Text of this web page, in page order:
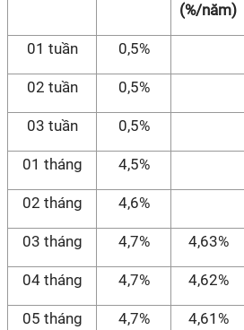
(%/năm)
01 tuần 0,5%
02 tuần 0,5%
03 tuần 0,5%
01 tháng 4,5%
02 tháng 4,6%
03 tháng 4,7% 4,63%
04 tháng 4,7% 4,62%
05 tháng 4,7% 4,61%